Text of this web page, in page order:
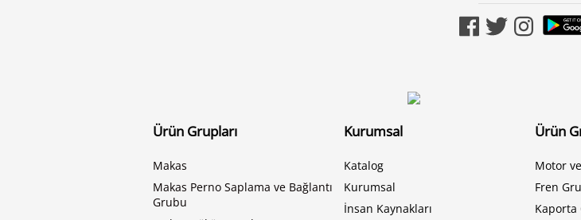
Ürün Grupları
Makas
Makas Perno Saplama ve Bağlantı
Grubu
Kurumsal
Katalog
Kurumsal
İnsan Kaynakları
Ürün
Motor
Fren
Kaporta